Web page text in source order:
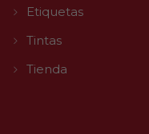
Etiquetas
Tintas
Tienda